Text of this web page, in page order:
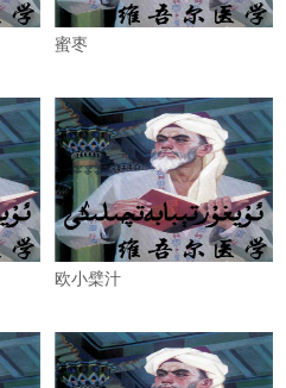
蜜枣
欧小檗汁